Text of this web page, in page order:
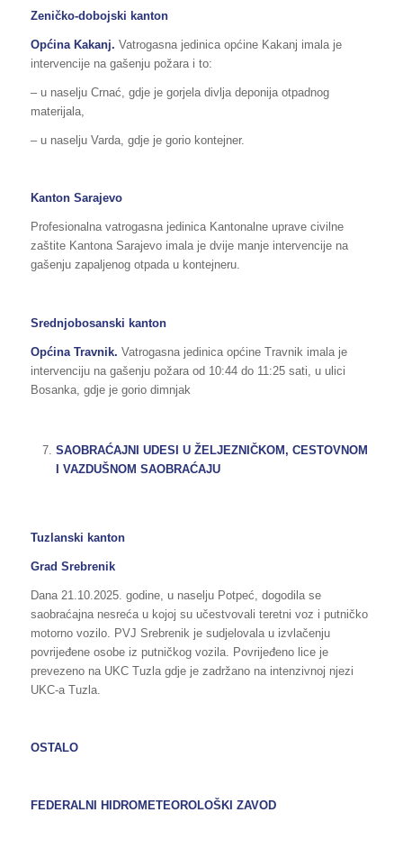
Zeničko-dobojski kanton
Općina Kakanj. Vatrogasna jedinica općine Kakanj imala je
intervencije na gašenju požara i to:
– u naselju Crnać, gdje je gorjela divlja deponija otpadnog
materijala,
– u naselju Varda, gdje je gorio kontejner.
Kanton Sarajevo
Profesionalna vatrogasna jedinica Kantonalne uprave civilne
zaštite Kantona Sarajevo imala je dvije manje intervencije na
gašenju zapaljenog otpada u kontejneru.
Srednjobosanski kanton
Općina Travnik. Vatrogasna jedinica općine Travnik imala je
intervenciju na gašenju požara od 10:44 do 11:25 sati, u ulici
Bosanka, gdje je gorio dimnjak
SAOBRAĆAJNI UDESI U ŽELJEZNIČKOM, CESTOVNOM
I VAZDUŠNOM SAOBRAĆAJU
Tuzlanski kanton
Grad Srebrenik
Dana 21.10.2025. godine, u naselju Potpeć, dogodila se
saobraćajna nesreća u kojoj su učestvovali teretni voz i putničko
motorno vozilo. PVJ Srebrenik je sudjelovala u izvlačenju
povrijeđene osobe iz putničkog vozila. Povrijeđeno lice je
prevezeno na UKC Tuzla gdje je zadržano na intenzivnoj njezi
UKC-a Tuzla.
OSTALO
FEDERALNI HIDROMETEOROLOŠKI ZAVOD